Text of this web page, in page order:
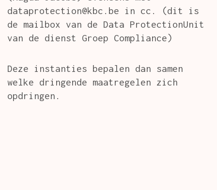
dataprotection@kbc.be in cc. (dit is
de mailbox van de Data ProtectionUnit
van de dienst Groep Compliance)
Deze instanties bepalen dan samen
welke dringende maatregelen zich
opdringen.